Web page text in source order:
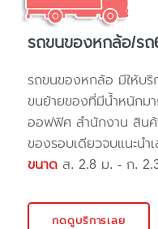
รถขนของหกล้อ/ร
รถขนของหกล้อ มีให้บริ
ขนย้ายของที่มีน้ำหนักม
ออฟฟิศ สำนักงาน สิน
ของรอบเดียวจบแนะนำ
ขนาด ส. 2.8 ม. - ก.
กดดูบริการเลย